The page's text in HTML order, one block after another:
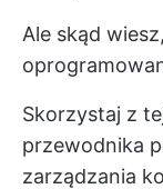
Ale skąd
Skorzystaj z
przewodnika
zarządzania